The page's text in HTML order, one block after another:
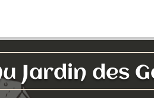
Jardin des